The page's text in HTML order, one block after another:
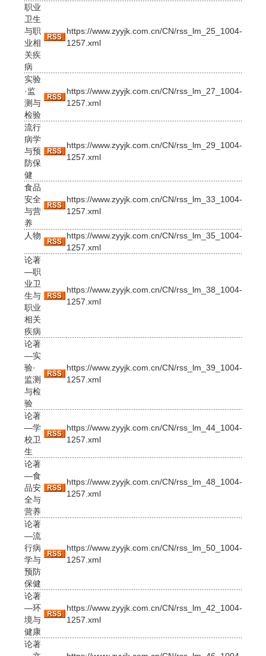
职业
卫生
与职
业相
关疾
病
https://www.zyyjk.com.cn/CN/rss_lm_25_1004-
1257.xml
实验
·监
测与
检验
https://www.zyyjk.com.cn/CN/rss_lm_27_1004-
1257.xml
流行
病学
与预
防保
健
https://www.zyyjk.com.cn/CN/rss_lm_29_1004-
1257.xml
食品
安全
与营
养
https://www.zyyjk.com.cn/CN/rss_lm_33_1004-
1257.xml
人物
https://www.zyyjk.com.cn/CN/rss_lm_35_1004-
1257.xml
论著
—职
业卫
生与
职业
相关
疾病
https://www.zyyjk.com.cn/CN/rss_lm_38_1004-
1257.xml
论著
—实
验·
监测
与检
验
https://www.zyyjk.com.cn/CN/rss_lm_39_1004-
1257.xml
论著
—学
校卫
生
https://www.zyyjk.com.cn/CN/rss_lm_44_1004-
1257.xml
论著
—食
品安
全与
营养
https://www.zyyjk.com.cn/CN/rss_lm_48_1004-
1257.xml
论著
—流
行病
学与
预防
保健
https://www.zyyjk.com.cn/CN/rss_lm_50_1004-
1257.xml
论著
—环
境与
健康
https://www.zyyjk.com.cn/CN/rss_lm_42_1004-
1257.xml
论著